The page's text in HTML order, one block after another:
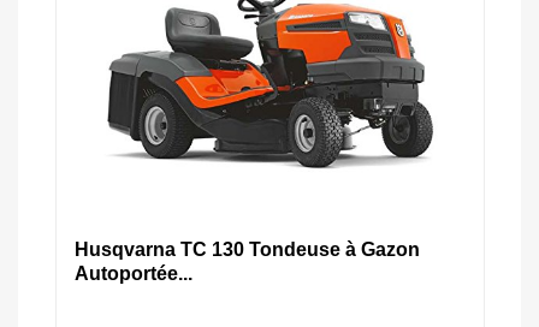
Husqvarna TC 130 Tondeuse à Gazon
Autoportée...